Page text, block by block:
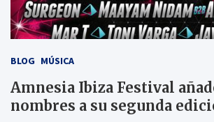
BLOG MÚSICA
Amnesia Ibiza Festival
nombres a su segunda